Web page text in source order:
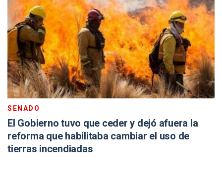
SENADO
El Gobierno tuvo que ceder y dejó afuera la
reforma que habilitaba cambiar el uso de
tierras incendiadas